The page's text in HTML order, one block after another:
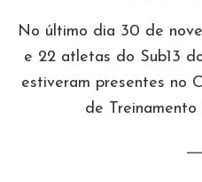
No último dia 30 de
e 22 atletas do Sub13
estiveram presentes no
de